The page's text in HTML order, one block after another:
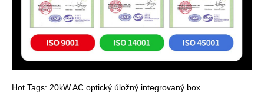
Hot Tags: 20kW AC optický úložný integrovaný box